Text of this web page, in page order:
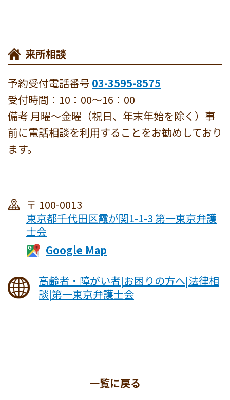
来所相談
予約受付電話番号 03-3595-8575
受付時間：10：00～16：00
備考 月曜～金曜（祝日、年末年始を除く）事
前に電話相談を利用することをお勧めしており
ます。
100-0013
東京都千代田区霞が関1-1-3 第一東京弁護
士会
高齢者・障がい者|お困りの方へ|法律相
談|第一東京弁護士会
一覧に戻る